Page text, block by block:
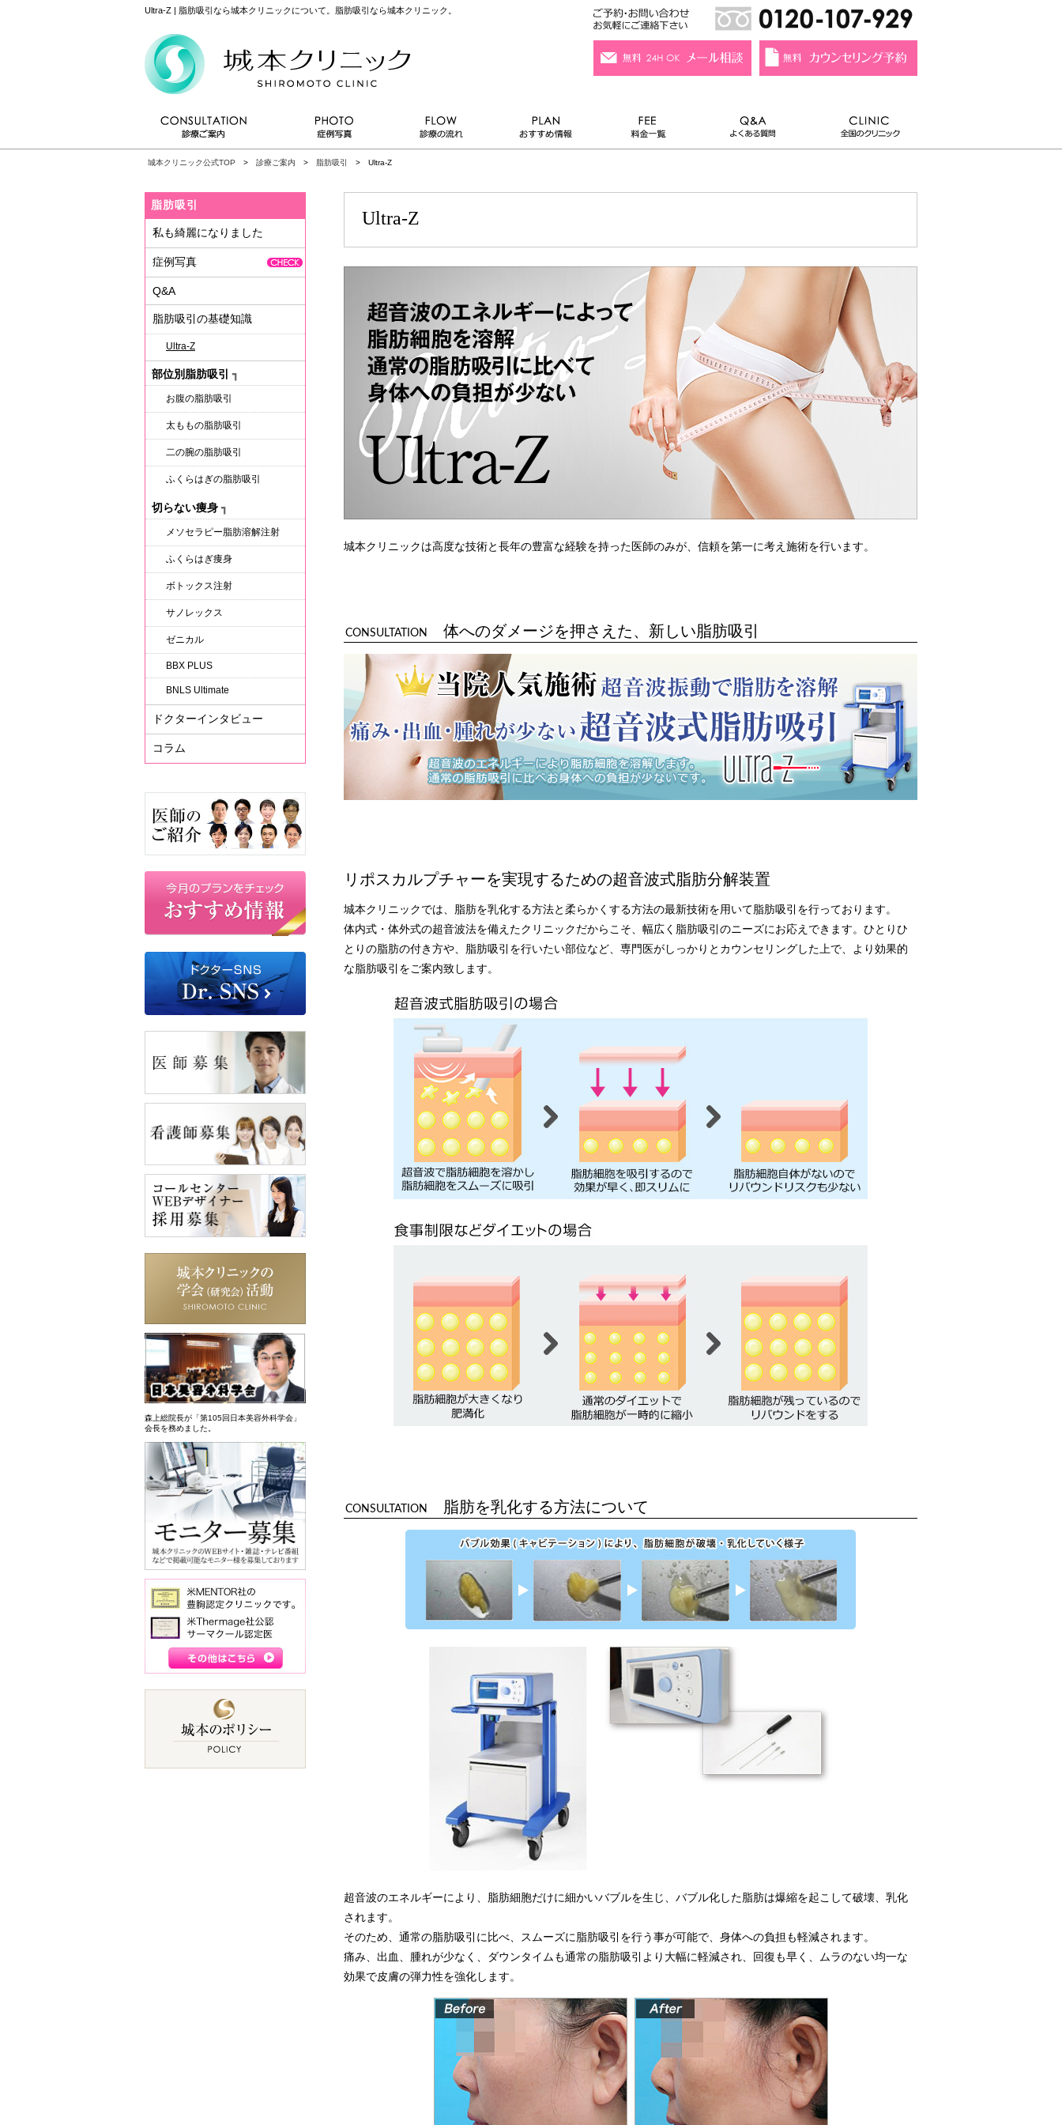
Ultra-Z | 脂肪吸引なら城本クリニックについて。脂肪吸引なら城本クリニック。
城本クリニック公式TOP > 診療ご案内 > 脂肪吸引 > Ultra-Z
Ultra-Z
城本クリニックは高度な技術と長年の豊富な経験を持った医師のみが、信頼を第一に考え施術を行います。
CONSULTATION 体へのダメージを押さえた、新しい脂肪吸引
リポスカルプチャーを実現するための超音波式脂肪分解装置
城本クリニックでは、脂肪を乳化する方法と柔らかくする方法の最新技術を用いて脂肪吸引を行っております。
体内式・体外式の超音波法を備えたクリニックだからこそ、幅広く脂肪吸引のニーズにお応えできます。ひとりひ
とりの脂肪の付き方や、脂肪吸引を行いたい部位など、専門医がしっかりとカウンセリングした上で、より効果的
な脂肪吸引をご案内致します。
CONSULTATION 脂肪を乳化する方法について
超音波のエネルギーにより、脂肪細胞だけに細かいバブルを生じ、バブル化した脂肪は爆縮を起こして破壊、乳化
されます。
そのため、通常の脂肪吸引に比べ、スムーズに脂肪吸引を行う事が可能で、身体への負担も軽減されます。
痛み、出血、腫れが少なく、ダウンタイムも通常の脂肪吸引より大幅に軽減され、回復も早く、ムラのない均一な
効果で皮膚の弾力性を強化します。
脂肪吸引
私も綺麗になりました
症例写真
Q&A
脂肪吸引の基礎知識
Ultra-Z
部位別脂肪吸引 ┓
お腹の脂肪吸引
太ももの脂肪吸引
二の腕の脂肪吸引
ふくらはぎの脂肪吸引
切らない痩身 ┓
メソセラピー脂肪溶解注射
ふくらはぎ痩身
ボトックス注射
サノレックス
ゼニカル
BBX PLUS
BNLS Ultimate
ドクターインタビュー
コラム
森上総院長が「第105回日本美容外科学会」
会長を務めました。